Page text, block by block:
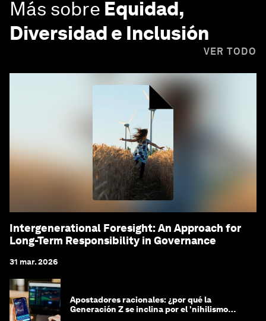
Más sobre Equidad,
Diversidad e Inclusión
VER TODO
Intergenerational Foresight: An Approach for
Long-Term Responsibility in Governance
31 mar. 2026
Apostadores racionales: ¿por qué la
Generación Z se inclina por el 'nihilismo